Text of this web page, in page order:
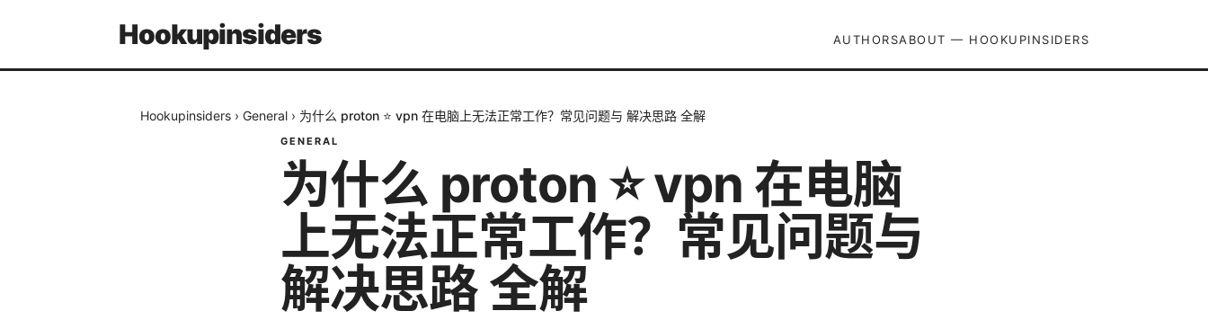
Hookupinsiders AUTHORSABOUT — HOOKUPINSIDERS
Hookupinsiders › General › 为什么 proton ⭐ vpn 在电脑上无法正常工作？常见问题与 解决思路 全解
GENERAL
为什么 proton ⭐ vpn 在电脑
上无法正常工作？常见问题与
解决思路 全解